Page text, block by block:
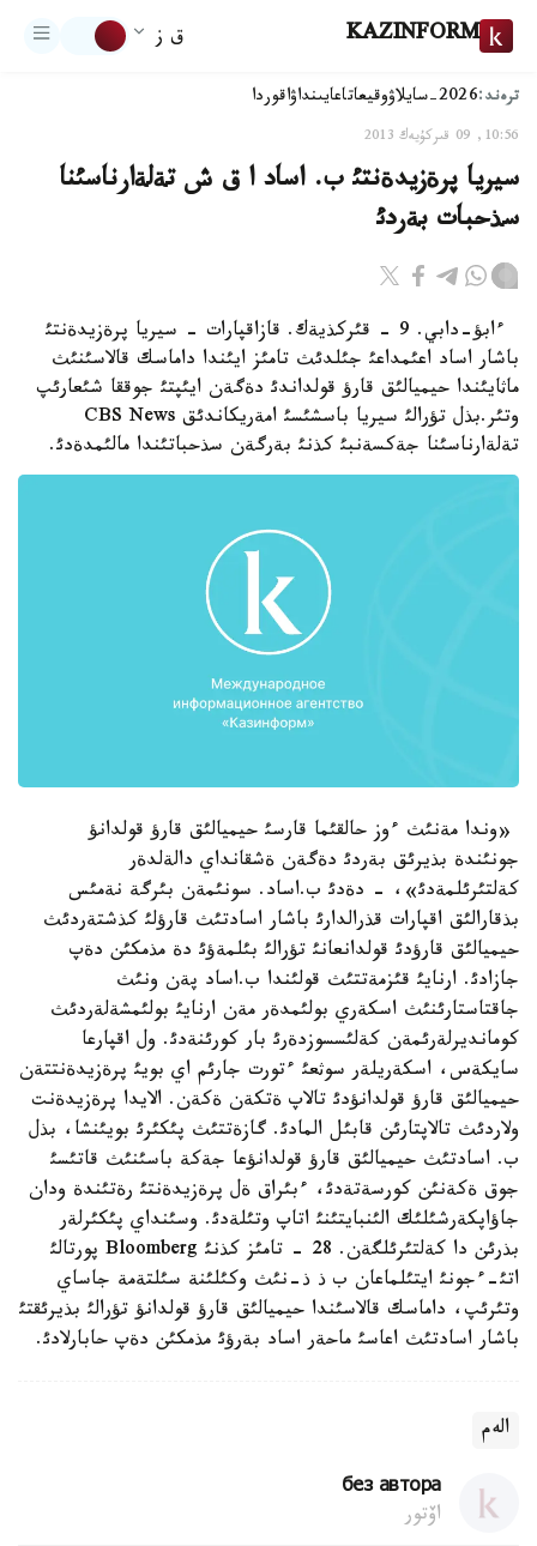
KAZINFORM ق ز
ترەند:2026-سايلاۋ وقيعاتاعايىنداۋاقوردا
10:56, 09 قىركۇيەك 2013
سيريا پرةزيدةنتئ ب. اساد ا ق ش تةلةارناسئنا
سذحبات بةردئ
ءابؤ-دابي. 9 - قئركذيةك. قازاقپارات - سيريا پرةزيدةنتئ
باشار اساد اعئمداعئ جئلدئث تامئز ايئندا داماسك قالاسئنئث
ماثايئندا حيميالئق قارؤ قولداندئ دةگةن ايئپتئ جوققا شئعارئپ
وتئر.بذل تؤرالئ سيريا باسشئسئ امةريكاندئق CBS News
تةلةارناسئنا جةكسةنبئ كذنئ بةرگةن سذحباتئندا مالئمدةدئ.
«وندا مةنئث ءوز حالقئما قارسئ حيميالئق قارؤ قولدانؤ
جونئندة بذيرئق بةردئ دةگةن ةشقانداي دالةلدةر
كةلتئرئلمةدئ»، - دةدئ ب.اساد. سونئمةن بئرگة نةمئس
بذقارالئق اقپارات قذرالدارئ باشار اسادتئث قارؤلئ كذشتةردئث
حيميالئق قارؤدئ قولدانعانئ تؤرالئ بئلمةؤئ دة مذمكئن دةپ
جازادئ. ارنايئ قئزمةتتئث قولئندا ب.اساد پةن ونئث
جاقتاستارئنئث اسكةري بولئمدةر مةن ارنايئ بولئمشةلةردئث
كومانديرلةرئمةن كةلئسسوزدةرئ بار كورئنةدئ. ول اقپارعا
سايكةس، اسكةريلةر سوثعئ ءتورت جارئم اي بويئ پرةزيدةنتتةن
حيميالئق قارؤ قولدانؤدئ تالاپ ةتكةن ةكةن. الايدا پرةزيدةنت
ولاردئث تالاپتارئن قابئل المادئ. گازةتتئث پئكئرئ بويئنشا، بذل
ب. اسادتئث حيميالئق قارؤ قولدانؤعا جةكة باسئنئث قاتئسئ
جوق ةكةنئن كورسةتةدئ، ءبئراق ةل پرةزيدةنتئ رةتئندة ودان
جاؤاپكةرشئلئك الئنبايتئنئ اتاپ وتئلةدئ. وسئنداي پئكئرلةر
بذرئن دا كةلتئرئلگةن. 28 - تامئز كذنئ Bloomberg پورتالئ
اتئ-ءجونئ ايتئلماعان ب ذ ذ-نئث وكئلئنة سئلتةمة جاساي
وتئرئپ، داماسك قالاسئندا حيميالئق قارؤ قولدانؤ تؤرالئ بذيرئقتئ
باشار اسادتئث اعاسئ ماحةر اساد بةرؤئ مذمكئن دةپ حابارلادئ.
الەم
без автора
اۆتور